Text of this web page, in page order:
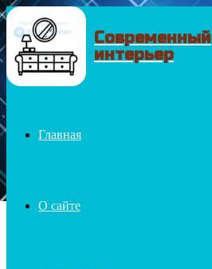
Menu
Современный
интерьер
Главная
О сайте